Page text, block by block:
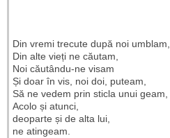
Din vremi trecute după noi umblam,
Din alte vieți ne căutam,
Noi căutându-ne visam
Și doar în vis, noi doi, puteam,
Să ne vedem prin sticla unui geam,
Acolo și atunci,
deoparte și de alta lui,
ne atingeam.